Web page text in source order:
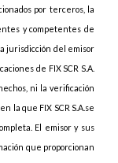
por terceros, la
y competentes de
jurisdicción del emisor
de FIX SCR S.A.
ni la verificación
la que FIX SCR S.A.se
El emisor y sus
que proporcionan